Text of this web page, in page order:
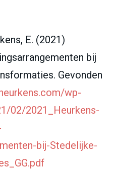
E. (2021)
bij
Gevonden
wp-
02/2021_Heurkens-
bij-Stedelijke-